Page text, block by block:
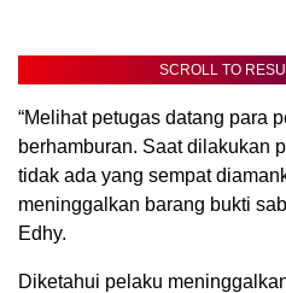
SCROLL TO
“Melihat petugas datang para
berhamburan. Saat dilakukan
tidak ada yang sempat
meninggalkan barang bukti
Edhy.
Diketahui pelaku